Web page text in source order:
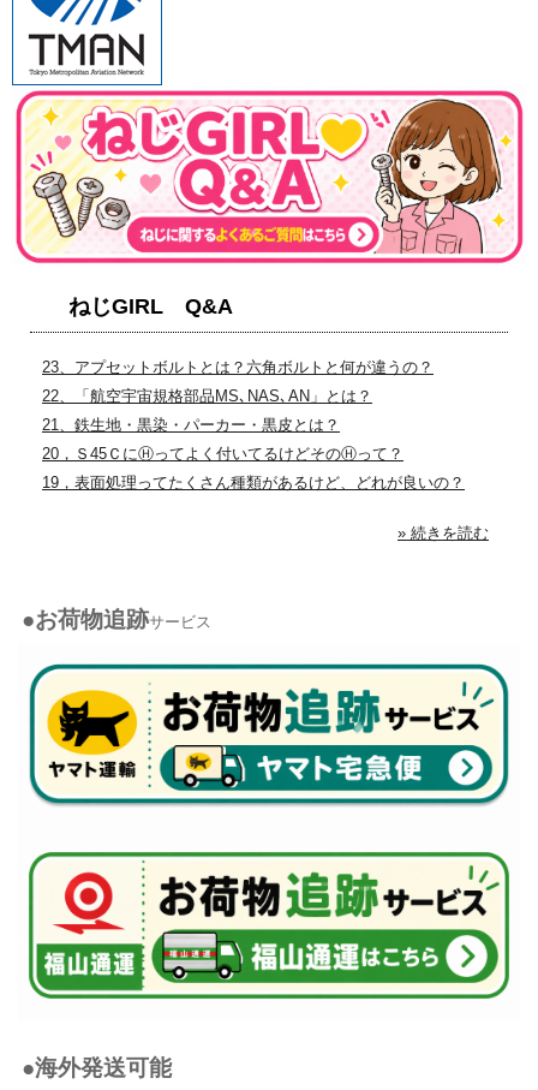
ねじGIRL Q&A
23、アプセットボルトとは？六角ボルトと何が違うの？
22、「航空宇宙規格部品MS､NAS､AN」とは？
21、鉄生地・黒染・パーカー・黒皮とは？
20，Ｓ45ＣにⒽってよく付いてるけどそのⒽって？
19，表面処理ってたくさん種類があるけど、どれが良いの？
» 続きを読む
●お荷物追跡サービス
●海外発送可能